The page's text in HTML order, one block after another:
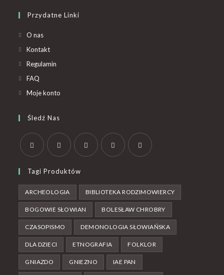
Przydatne Linki
O nas
Kontakt
Regulamin
FAQ
Moje konto
Śledź Nas
Tagi Produktów
ARCHEOLOGIA BIBLIOTEKA RODZIMOWIERCY
BOGOWIE SŁOWIAN BOLESŁAW CHROBRY
CZASOPISMO DEMONOLOGIA SŁOWIAŃSKA
DLA DZIECI ETNOGRAFIA FOLKLOR
GNIAZDO GNIEZNO IAE PAN